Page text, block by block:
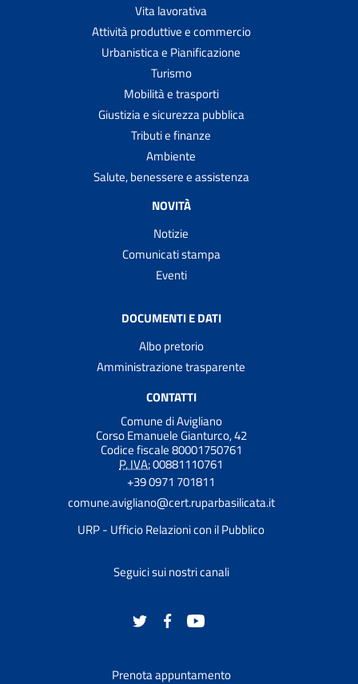
Vita lavorativa
Attività produttive e commercio
Urbanistica e Pianificazione
Turismo
Mobilità e trasporti
Giustizia e sicurezza pubblica
Tributi e finanze
Ambiente
Salute, benessere e assistenza
NOVITÀ
Notizie
Comunicati stampa
Eventi
DOCUMENTI E DATI
Albo pretorio
Amministrazione trasparente
CONTATTI
Comune di Avigliano
Corso Emanuele Gianturco, 42
Codice fiscale 80001750761
P. IVA:00881110761
+39 0971 701811
comune.avigliano@cert.ruparbasilicata.it
URP - Ufficio Relazioni con il Pubblico
Seguici sui nostri canali
Prenota appuntamento